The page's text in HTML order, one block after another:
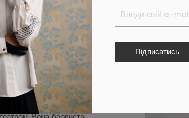
Підписатись
про Україну
знати кожен і кожна,
«Березіль».
Його засновник —
драматург —
сценаристами й
відродження. Й
бренд одягу
й жаги до життя.